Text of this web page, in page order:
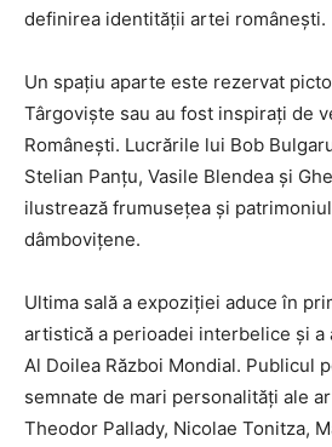
definirea identității artei românești.
Un spațiu aparte este rezervat
Târgoviște sau au fost inspirați de
Românești. Lucrările lui Bob
Stelian Panțu, Vasile Blendea și
ilustrează frumusețea și
dâmbovițene.
Ultima sală a expoziției aduce în
artistică a perioadei interbelice și a
Al Doilea Război Mondial. Publicul
semnate de mari personalități ale
Theodor Pallady, Nicolae Tonitza,